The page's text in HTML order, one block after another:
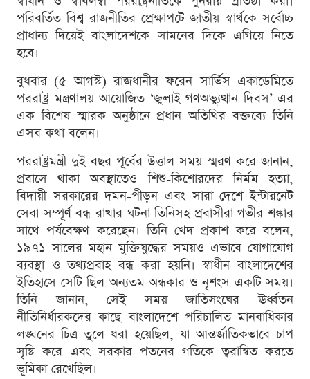
পরিবর্তিত বিশ্ব রাজনীতির প্রেক্ষাপটে জাতীয় স্বার্থকে সর্বোচ্চ
প্রাধান্য দিয়েই বাংলাদেশকে সামনের দিকে এগিয়ে নিতে
হবে।
বুধবার (৫ আগস্ট) রাজধানীর ফরেন সার্ভিস একাডেমিতে
পররাষ্ট্র মন্ত্রণালয় আয়োজিত ‘জুলাই গণঅভ্যুত্থান দিবস’-এর
এক বিশেষ স্মারক অনুষ্ঠানে প্রধান অতিথির বক্তব্যে তিনি
এসব কথা বলেন।
পররাষ্ট্রমন্ত্রী দুই বছর পূর্বের উত্তাল সময় স্মরণ করে জানান,
প্রবাসে থাকা অবস্থাতেও শিশু-কিশোরদের নির্মম হত্যা,
বিদায়ী সরকারের দমন-পীড়ন এবং সারা দেশে ইন্টারনেট
সেবা সম্পূর্ণ বন্ধ রাখার ঘটনা তিনিসহ প্রবাসীরা গভীর শঙ্কার
সাথে পর্যবেক্ষণ করেছেন। তিনি খেদ প্রকাশ করে বলেন,
১৯৭১ সালের মহান মুক্তিযুদ্ধের সময়ও এভাবে যোগাযোগ
ব্যবস্থা ও তথ্যপ্রবাহ বন্ধ করা হয়নি। স্বাধীন বাংলাদেশের
ইতিহাসে সেটি ছিল অন্যতম অন্ধকার ও নৃশংস একটি সময়।
তিনি জানান, সেই সময় জাতিসংঘের ঊর্ধ্বতন
নীতিনির্ধারকদের কাছে বাংলাদেশে পরিচালিত মানবাধিকার
লঙ্ঘনের চিত্র তুলে ধরা হয়েছিল, যা আন্তর্জাতিকভাবে চাপ
সৃষ্টি করে এবং সরকার পতনের গতিকে ত্বরান্বিত করতে
ভূমিকা রেখেছিল।